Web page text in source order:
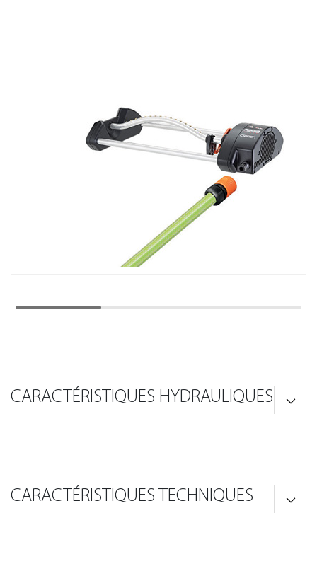
CARACTÉRISTIQUES HYDRAULIQUES
CARACTÉRISTIQUES TECHNIQUES